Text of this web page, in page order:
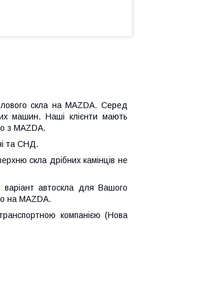
скла на MAZDA. Серед
машин. Наші клієнти мають
з MAZDA.
та СНД.
скла дрібних камінців не
автоскла для Вашого
на MAZDA.
компанією (Нова